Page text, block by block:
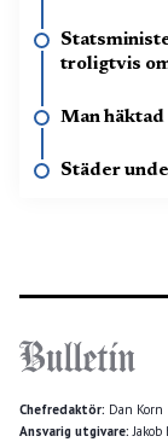
troligtvis
Man
Städer
Chefredaktör: Dan Korn
Ansvarig utgivare: